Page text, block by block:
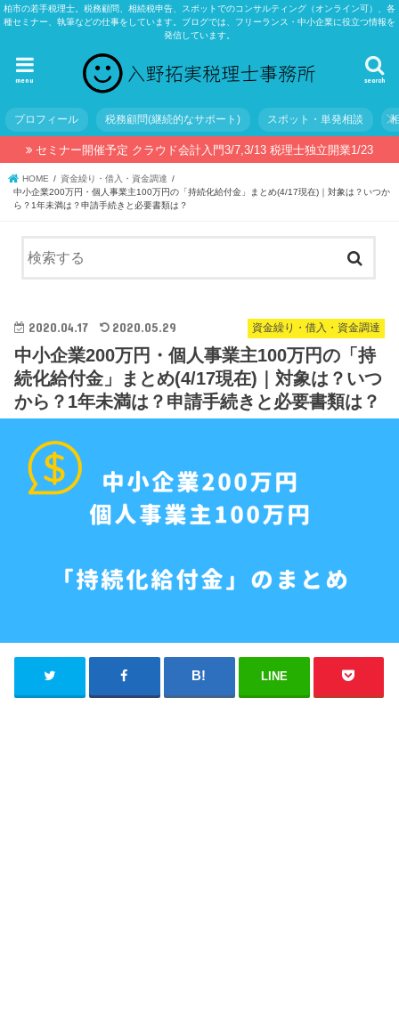
柏市の若手税理士。税務顧問、相続税申告、スポットでのコンサルティング（オンライン可）、各
種セミナー、執筆などの仕事をしています。ブログでは、フリーランス・中小企業に役立つ情報を
発信しています。
search
menu
プロフィール 税務顧問(継続的なサポート) スポット・単発相談
セミナー開催予定 クラウド会計入門3/7,3/13 税理士独立開業1/23
HOME
資金繰り・借入・資金調達
中小企業200万円・個人事業主100万円の「持続化給付金」まとめ(4/17現在)｜対象は？いつか
ら？1年未満は？申請手続きと必要書類は？
資金繰り・借入・資金調達
2020.04.17 2020.05.29
中小企業200万円・個人事業主100万円の「持
続化給付金」まとめ(4/17現在)｜対象は？いつ
から？1年未満は？申請手続きと必要書類は？
LINE